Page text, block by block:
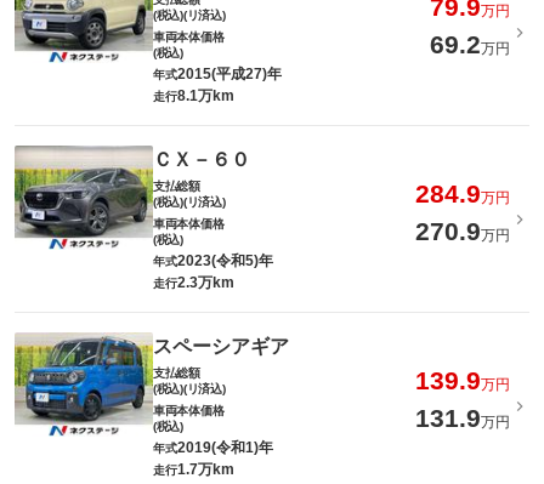
(税込)(リ済込)
79.9万円
車両本体価格
(税込)
69.2万円
年式2015(平成27)年
走行8.1万km
ＣＸ－６０
支払総額
(税込)(リ済込)
284.9万円
車両本体価格
(税込)
270.9万円
年式2023(令和5)年
走行2.3万km
スペーシアギア
支払総額
(税込)(リ済込)
139.9万円
車両本体価格
(税込)
131.9万円
年式2019(令和1)年
走行1.7万km